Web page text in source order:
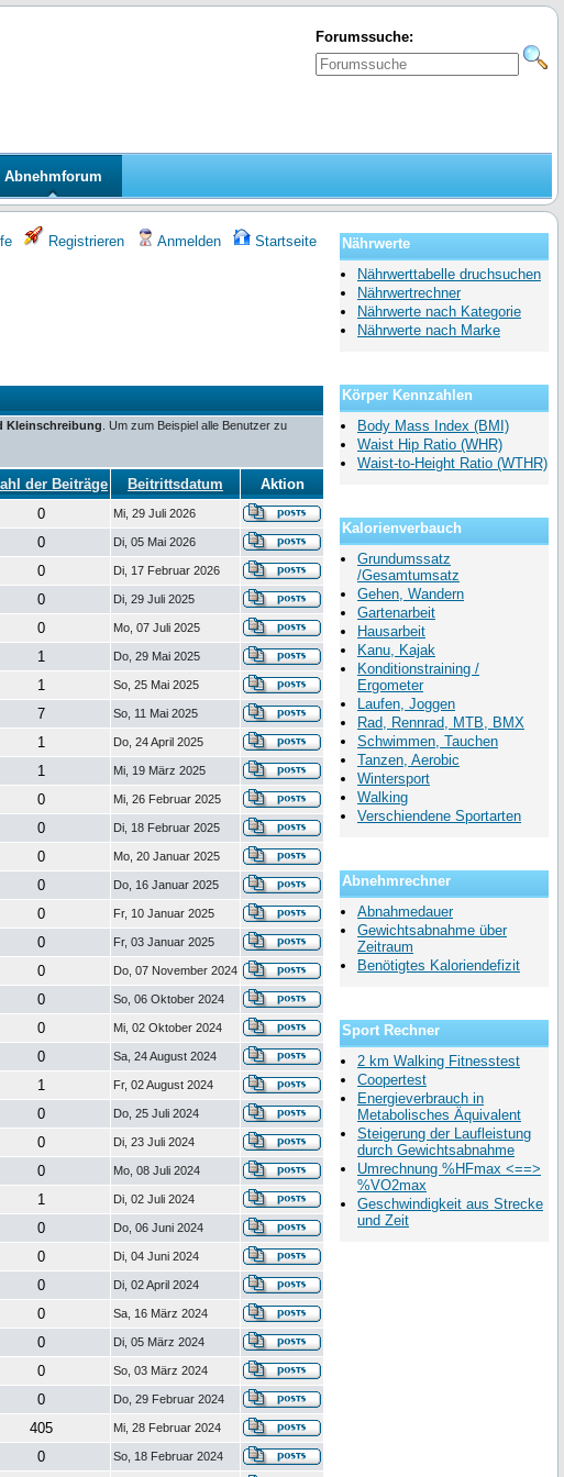
Forumssuche:
Abnehmforum
Registrieren Anmelden Startseite
Kleinschreibung . Um zum Beispiel alle Benutzer zu
der Beiträge Beitrittsdatum
Aktion
0 Mi, 29 Juli 2026
0 Di, 05 Mai 2026
0 Di, 17 Februar 2026
0 Di, 29 Juli 2025
0 Mo, 07 Juli 2025
1 Do, 29 Mai 2025
1 So, 25 Mai 2025
7 So, 11 Mai 2025
1 Do, 24 April 2025
1 Mi, 19 März 2025
0 Mi, 26 Februar 2025
0 Di, 18 Februar 2025
0 Mo, 20 Januar 2025
0 Do, 16 Januar 2025
0 Fr, 10 Januar 2025
0 Fr, 03 Januar 2025
0 Do, 07 November 2024
0 So, 06 Oktober 2024
0 Mi, 02 Oktober 2024
0 Sa, 24 August 2024
1 Fr, 02 August 2024
0 Do, 25 Juli 2024
0 Di, 23 Juli 2024
0 Mo, 08 Juli 2024
1 Di, 02 Juli 2024
0 Do, 06 Juni 2024
0 Di, 04 Juni 2024
0 Di, 02 April 2024
0 Sa, 16 März 2024
0 Di, 05 März 2024
0 So, 03 März 2024
0 Do, 29 Februar 2024
405 Mi, 28 Februar 2024
0 So, 18 Februar 2024
Nährwerte
Nährwerttabelle druchsuchen
Nährwertrechner
Nährwerte nach Kategorie
Nährwerte nach Marke
Körper Kennzahlen
Body Mass Index (BMI)
Waist Hip Ratio (WHR)
Waist-to-Height Ratio (WTHR)
Kalorienverbauch
Grundumssatz
/Gesamtumsatz
Gehen, Wandern
Gartenarbeit
Hausarbeit
Kanu, Kajak
Konditionstraining /
Ergometer
Laufen, Joggen
Rad, Rennrad, MTB, BMX
Schwimmen, Tauchen
Tanzen, Aerobic
Wintersport
Walking
Verschiendene Sportarten
Abnehmrechner
Abnahmedauer
Gewichtsabnahme über
Zeitraum
Benötigtes Kaloriendefizit
Sport Rechner
2 km Walking Fitnesstest
Coopertest
Energieverbrauch in
Metabolisches Äquivalent
Steigerung der Laufleistung
durch Gewichtsabnahme
Umrechnung %HFmax <==>
%VO2max
Geschwindigkeit aus Strecke
und Zeit